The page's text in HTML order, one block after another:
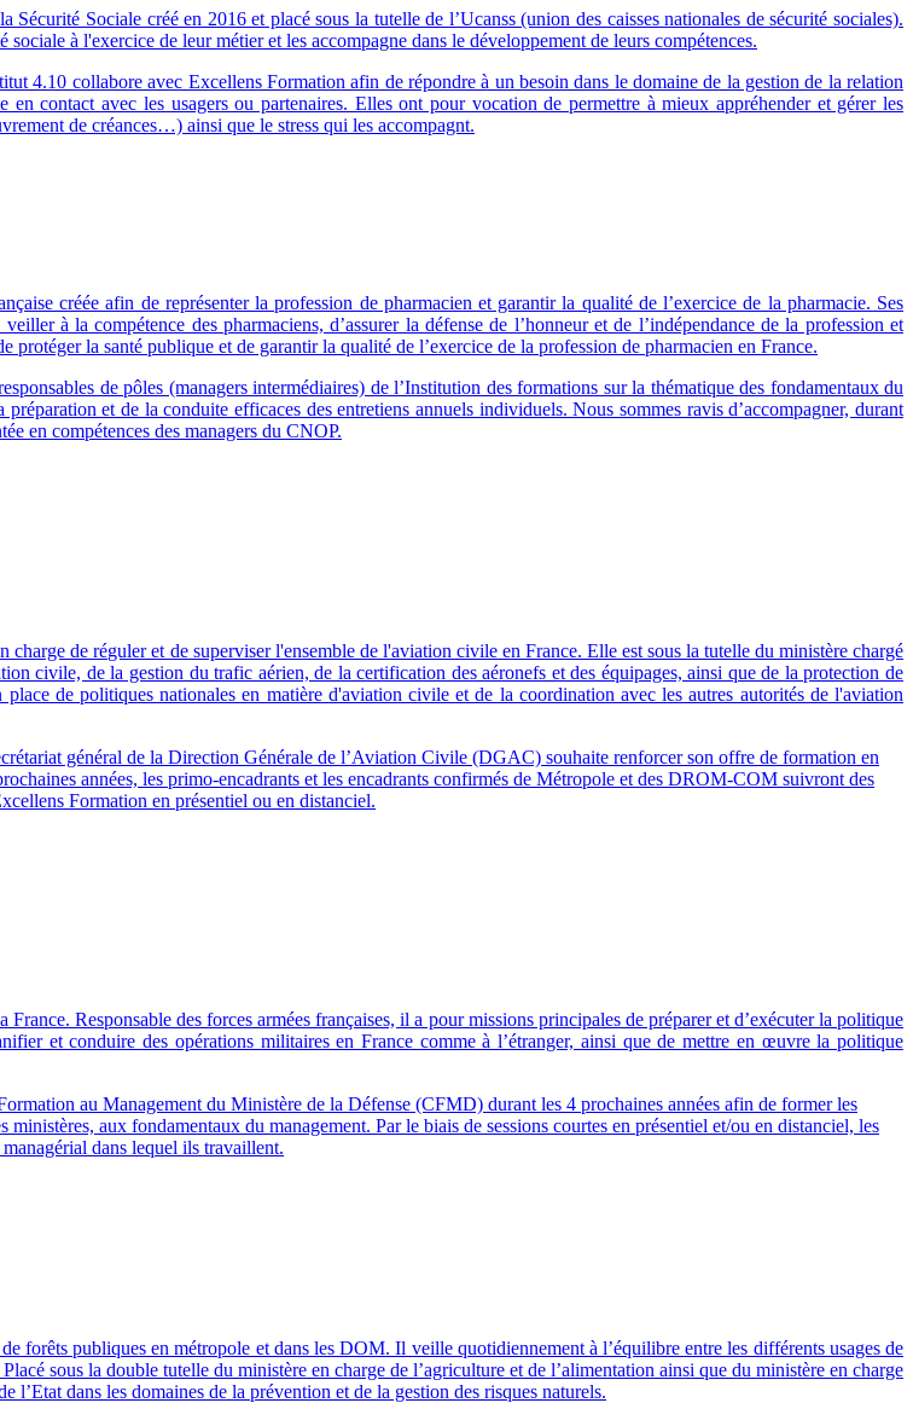
Sociale créé en 2016 et placé sous la tutelle de l’Ucanss (union des caisses nationales de sécurité sociales).
à l'exercice de leur métier et les accompagne dans le développement de leurs compétences.
4.10 collabore avec Excellens Formation afin de répondre à un besoin dans le domaine de la gestion de la relation
en contact avec les usagers ou partenaires. Elles ont pour vocation de permettre à mieux appréhender et gérer les
de créances…) ainsi que le stress qui les accompagnt.
créée afin de représenter la profession de pharmacien et garantir la qualité de l’exercice de la pharmacie. Ses
à la compétence des pharmaciens, d’assurer la défense de l’honneur et de l’indépendance de la profession et
la santé publique et de garantir la qualité de l’exercice de la profession de pharmacien en France.
de pôles (managers intermédiaires) de l’Institution des formations sur la thématique des fondamentaux du
et de la conduite efficaces des entretiens annuels individuels. Nous sommes ravis d’accompagner, durant
en compétences des managers du CNOP.
de réguler et de superviser l'ensemble de l'aviation civile en France. Elle est sous la tutelle du ministère chargé
civile, de la gestion du trafic aérien, de la certification des aéronefs et des équipages, ainsi que de la protection de
de politiques nationales en matière d'aviation civile et de la coordination avec les autres autorités de l'aviation
général de la Direction Générale de l’Aviation Civile (DGAC) souhaite renforcer son offre de formation en
années, les primo-encadrants et les encadrants confirmés de Métropole et des DROM-COM suivront des
Formation en présentiel ou en distanciel.
Responsable des forces armées françaises, il a pour missions principales de préparer et d’exécuter la politique
et conduire des opérations militaires en France comme à l’étranger, ainsi que de mettre en œuvre la politique
au Management du Ministère de la Défense (CFMD) durant les 4 prochaines années afin de former les
aux fondamentaux du management. Par le biais de sessions courtes en présentiel et/ou en distanciel, les
dans lequel ils travaillent.
forêts publiques en métropole et dans les DOM. Il veille quotidiennement à l’équilibre entre les différents usages de
sous la double tutelle du ministère en charge de l’agriculture et de l’alimentation ainsi que du ministère en charge
dans les domaines de la prévention et de la gestion des risques naturels.